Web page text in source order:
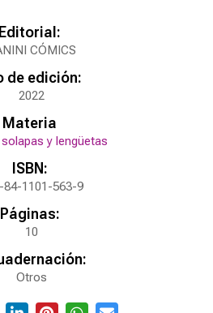
Editorial:
CÓMICS
de edición:
2022
Materia
y lengüetas
ISBN:
84-1101-563-9
Páginas:
10
Otros